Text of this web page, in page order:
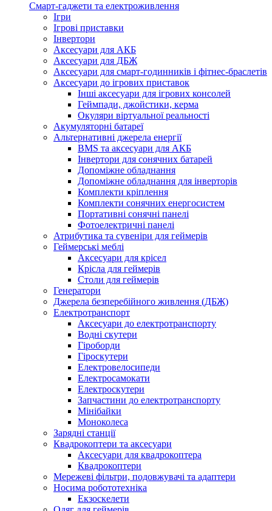
Смарт-гаджети та електроживлення
Ігри
Ігрові приставки
Інвертори
Аксесуари для АКБ
Аксесуари для ДБЖ
Аксесуари для смарт-годинників і фітнес-браслетів
Аксесуари до ігрових приставок
Інші аксесуари для ігрових консолей
Геймпади, джойстики, керма
Окуляри віртуальної реальності
Акумуляторні батареї
Альтернативні джерела енергії
BMS та аксесуари для АКБ
Інвертори для сонячних батарей
Допоміжне обладнання
Допоміжне обладнання для інверторів
Комплекти кріплення
Комплекти сонячних енергосистем
Портативні сонячні панелі
Фотоелектричні панелі
Атрибутика та сувеніри для геймерів
Геймерські меблі
Аксесуари для крісел
Крісла для геймерів
Столи для геймерів
Генератори
Джерела безперебійного живлення (ДБЖ)
Електротранспорт
Аксесуари до електротранспорту
Водні скутери
Гіроборди
Гіроскутери
Електровелосипеди
Електросамокати
Електроскутери
Запчастини до електротранспорту
Мінібайки
Моноколеса
Зарядні станції
Квадрокоптери та аксесуари
Аксесуари для квадрокоптера
Квадрокоптери
Мережеві фільтри, подовжувачі та адаптери
Носима робототехніка
Екзоскелети